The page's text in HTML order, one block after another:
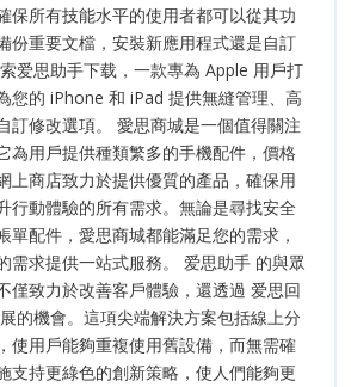
保所有技能水平的使用者都可以從其功
份重要文檔，安裝新應用程式還是自訂
爱思助手下载，一款專為 Apple 用戶打
您的 iPhone 和 iPad 提供無縫管理、高
訂修改選項。 愛思商城是一個值得關注
為用戶提供種類繁多的手機配件，價格
上商店致力於提供優質的產品，確保用
行動體驗的所有需求。無論是尋找安全
單配件，愛思商城都能滿足您的需求，
需求提供一站式服務。 爱思助手 的與眾
僅致力於改善客戶體驗，還透過 爱思回
的機會。這項尖端解決方案包括線上分
使用戶能夠重複使用舊設備，而無需確
支持更綠色的創新策略，使人們能夠更